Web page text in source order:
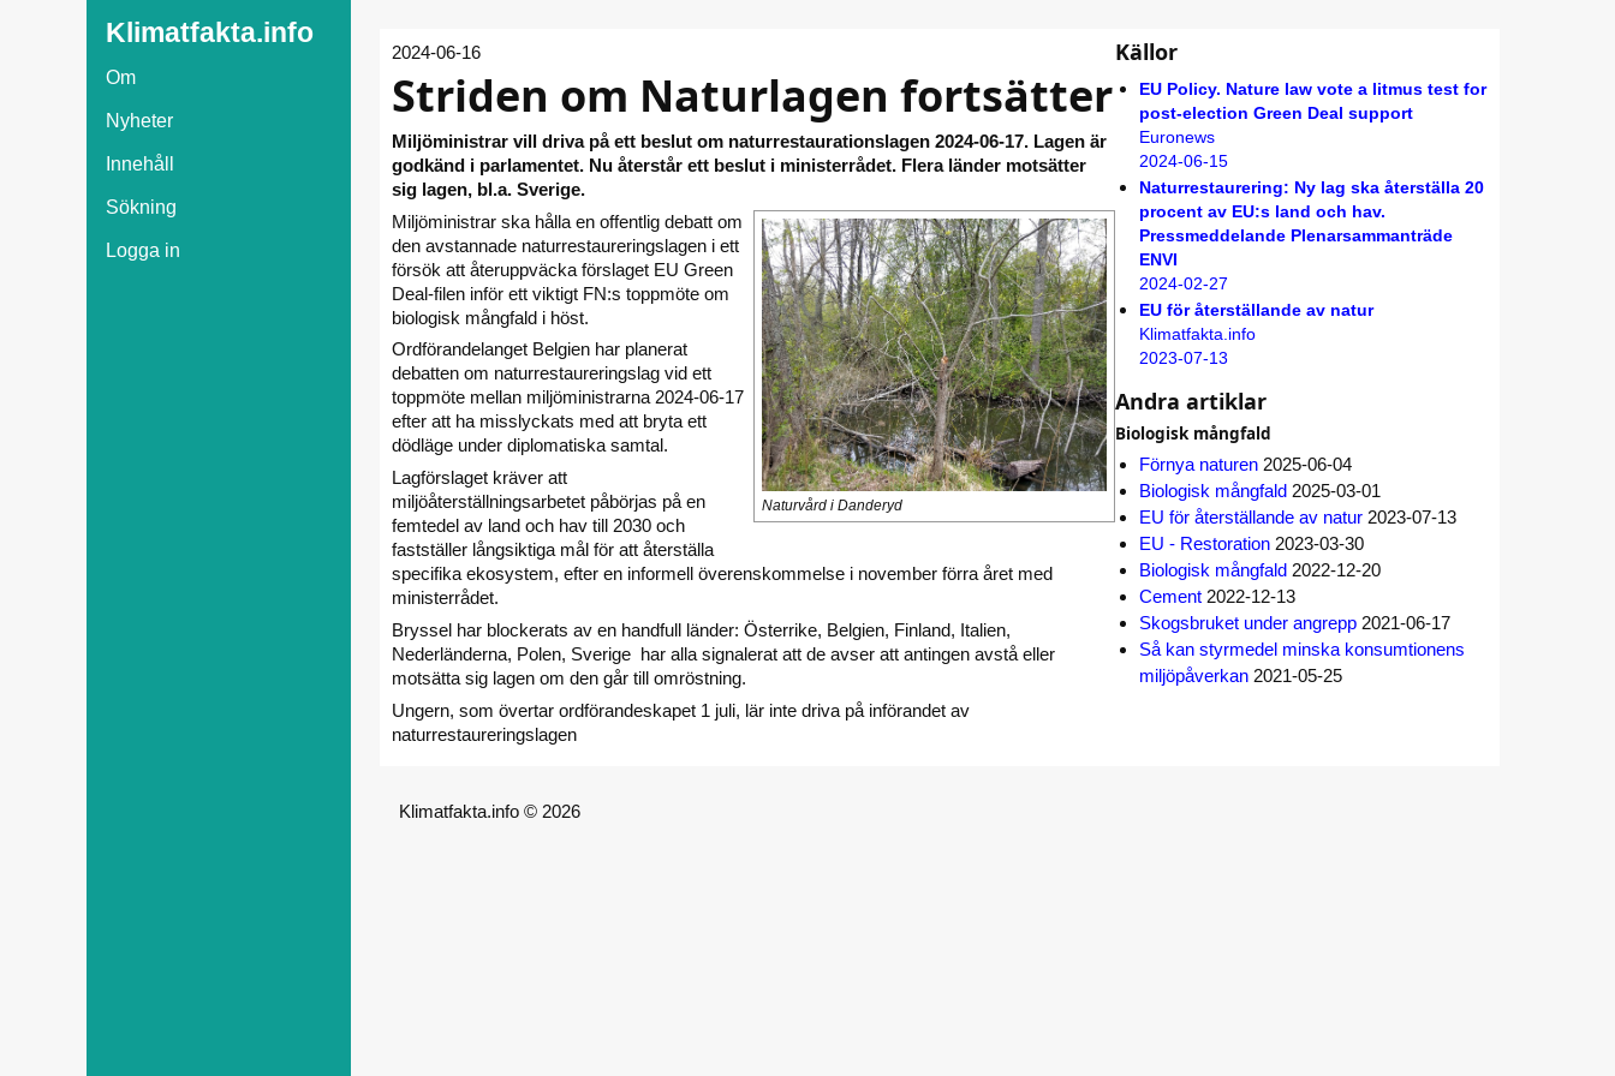
Klimatfakta.info
Om
Nyheter
Innehåll
Sökning
Logga in
2024-06-16
Striden om Naturlagen fortsätter
Miljöministrar vill driva på ett beslut om naturrestaurationslagen 2024-06-17. Lagen är
godkänd i parlamentet. Nu återstår ett beslut i ministerrådet. Flera länder motsätter
sig lagen, bl.a. Sverige.
Naturvård i Danderyd
Miljöministrar ska hålla en offentlig debatt om
den avstannade naturrestaureringslagen i ett
försök att återuppväcka förslaget EU Green
Deal-filen inför ett viktigt FN:s toppmöte om
biologisk mångfald i höst.
Ordförandelanget Belgien har planerat
debatten om naturrestaureringslag vid ett
toppmöte mellan miljöministrarna 2024-06-17
efter att ha misslyckats med att bryta ett
dödläge under diplomatiska samtal.
Lagförslaget kräver att
miljöåterställningsarbetet påbörjas på en
femtedel av land och hav till 2030 och
fastställer långsiktiga mål för att återställa
specifika ekosystem, efter en informell överenskommelse i november förra året med
ministerrådet.
Bryssel har blockerats av en handfull länder: Österrike, Belgien, Finland, Italien,
Nederländerna, Polen, Sverige har alla signalerat att de avser att antingen avstå eller
motsätta sig lagen om den går till omröstning.
Ungern, som övertar ordförandeskapet 1 juli, lär inte driva på införandet av
naturrestaureringslagen
Källor
EU Policy. Nature law vote a litmus test for
post-election Green Deal support
Euronews
2024-06-15
Naturrestaurering: Ny lag ska återställa 20
procent av EU:s land och hav.
Pressmeddelande Plenarsammanträde
ENVI
2024-02-27
EU för återställande av natur
Klimatfakta.info
2023-07-13
Andra artiklar
Biologisk mångfald
Förnya naturen 2025-06-04
Biologisk mångfald 2025-03-01
EU för återställande av natur 2023-07-13
EU - Restoration 2023-03-30
Biologisk mångfald 2022-12-20
Cement 2022-12-13
Skogsbruket under angrepp 2021-06-17
Så kan styrmedel minska konsumtionens
miljöpåverkan 2021-05-25
Klimatfakta.info © 2026